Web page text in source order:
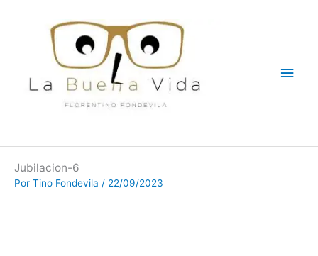
Jubilacion-6
Por Tino Fondevila / 22/09/2023